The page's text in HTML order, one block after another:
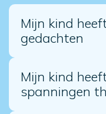
Mijn kind
gedachten
Mijn kind
spanningen